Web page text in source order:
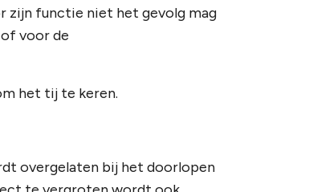
zijn functie niet het gevolg mag
voor de
het tij te keren.
overgelaten bij het doorlopen